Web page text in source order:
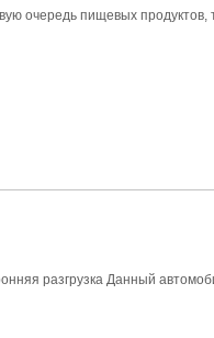
очередь пищевых
разгрузка Данный